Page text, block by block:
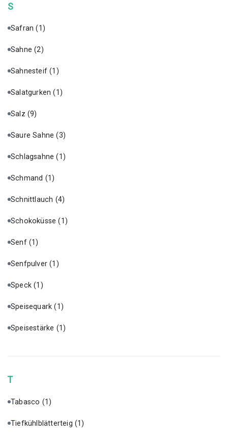
S
Safran(1)
Sahne(2)
Sahnesteif(1)
Salatgurken(1)
Salz (9)
Saure Sahne(3)
Schlagsahne(1)
Schmand (1)
Schnittlauch (4)
Schokoküsse(1)
Senf (1)
Senfpulver(1)
Speck(1)
Speisequark(1)
Speisestärke (1)
T
Tabasco (1)
Tiefkühlblätterteig (1)